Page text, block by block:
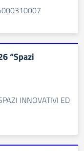
“Spazi
INNOVATIVI ED